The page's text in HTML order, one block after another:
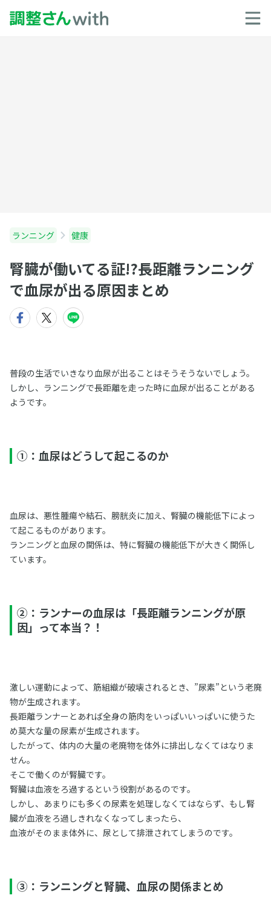
ランニング 健康
腎臓が働いてる証!?長距離ランニング
で血尿が出る原因まとめ
普段の生活でいきなり血尿が出ることはそうそうないでしょう。
しかし、ランニングで長距離を走った時に血尿が出ることがある
ようです。
①：血尿はどうして起こるのか
血尿は、悪性腫瘍や結石、膀胱炎に加え、腎臓の機能低下によっ
て起こるものがあります。
ランニングと血尿の関係は、特に腎臓の機能低下が大きく関係し
ています。
②：ランナーの血尿は「長距離ランニングが原
因」って本当？！
激しい運動によって、筋組織が破壊されるとき、”尿素”という老廃
物が生成されます。
長距離ランナーとあれば全身の筋肉をいっぱいいっぱいに使うた
め莫大な量の尿素が生成されます。
したがって、体内の大量の老廃物を体外に排出しなくてはなりま
せん。
そこで働くのが腎臓です。
腎臓は血液をろ過するという役割があるのです。
しかし、あまりにも多くの尿素を処理しなくてはならず、もし腎
臓が血液をろ過しきれなくなってしまったら、
血液がそのまま体外に、尿として排泄されてしまうのです。
③：ランニングと腎臓、血尿の関係まとめ